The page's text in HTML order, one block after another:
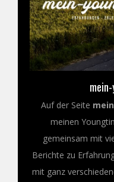
Auf der Seite
meinen
gemeinsam mit
Berichte zu
mit ganz